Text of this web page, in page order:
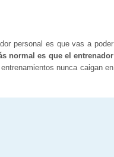
personal es que vas a poder
normal es que el entrenador
nunca caigan en